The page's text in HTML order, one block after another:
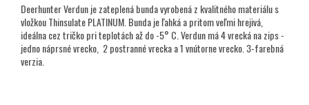
Deerhunter Verdun je zateplená bunda vyrobená z kvalitného materiálu s
vložkou Thinsulate PLATINUM. Bunda je ľahká a pritom veľmi hrejivá,
ideálna cez tričko pri teplotách až do -5° C. Verdun má 4 vrecká na zips -
jedno náprsné vrecko, 2 postranné vrecka a 1 vnútorne vrecko. 3-farebná
verzia.